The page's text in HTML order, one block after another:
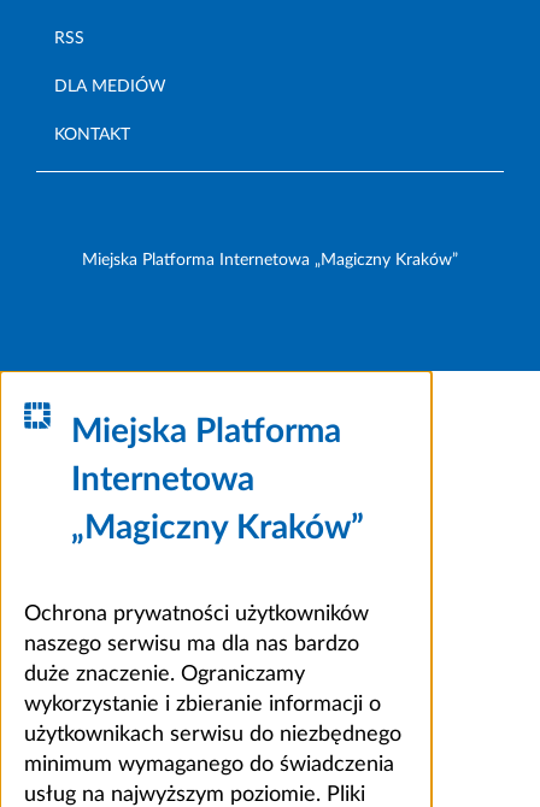
RSS
DLA MEDIÓW
KONTAKT
Miejska Platforma Internetowa „Magiczny Kraków”
Miejska Platforma
Internetowa
„Magiczny Kraków”
Ochrona prywatności użytkowników
naszego serwisu ma dla nas bardzo
duże znaczenie. Ograniczamy
wykorzystanie i zbieranie informacji o
użytkownikach serwisu do niezbędnego
minimum wymaganego do świadczenia
usług na najwyższym poziomie. Pliki